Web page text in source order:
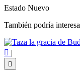
Estado Nuevo
También podría
 |
